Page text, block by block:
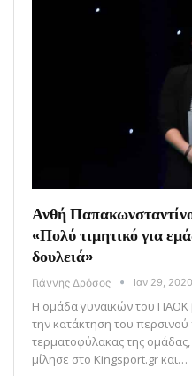
Ανθή
«Πολύ τιμητικό για
δουλειά»
Γιάννης Δρόσος Ιαν 29, 2020
Η ομάδα γυναικών του ΠΑΟΚ
την κατάκτηση του
τερματοφύλακας της
μίλησε στο Kingsport.gr και…